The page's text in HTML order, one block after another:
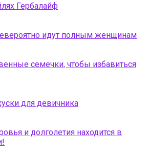
Гербалайф
идут полным женщинам
семечки, чтобы избавиться
для девичника
и долголетия находится в